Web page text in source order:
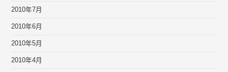
2010年7月
2010年6月
2010年5月
2010年4月